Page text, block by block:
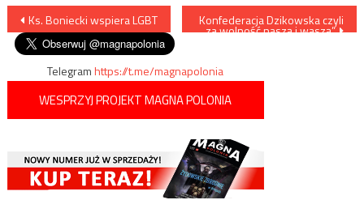
Nawigacja
wpisu
Ks. Boniecki wspiera LGBT Konfederacja Dzikowska czyli
„za wolność naszą i waszą”
Telegramhttps://t.me/magnapolonia
WESPRZYJ PROJEKT MAGNA POLONIA